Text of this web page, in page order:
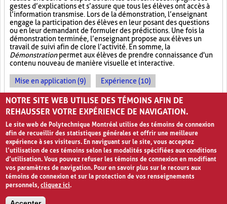
gestes d’explications et s’assure que tous les élèves ont accès à
l’information transmise. Lors de la démonstration, l’enseignant
engage la participation des élèves en leur posant des questions
ou en leur demandant de formuler des prédictions. Une fois la
démonstration terminée, l’enseignant propose aux élèves un
travail de suivi afin de clore l’activité. En somme, la
Démonstrationpermet aux élèves de prendre connaissance d'un
contenu nouveau de manière visuelle et interactive.
Mise en application (9) Expérience (10)
Observations (4)
NOTRE SITE WEB UTILISE DES TÉMOINS AFIN DE
REHAUSSER VOTRE EXPÉRIENCE DE NAVIGATION.
Le site web de Polytechnique Montréal utilise des témoins de connexion
afin de recueillir des statistiques générales et offrir une meilleure
expérience à ses visiteurs. En naviguant sur le site, vous acceptez
l’utilisation de ces témoins selon les modalités spécifiées aux conditions
d’utilisation. Vous pouvez refuser les témoins de connexion en modifiant
vos paramètres de navigation. Pour en savoir plus sur le recours aux
témoins de connexion et sur la protection de vos renseignements
personnels,cliquez ici.